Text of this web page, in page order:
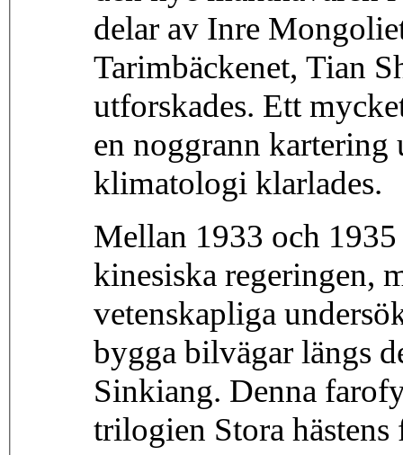
delar av Inre
Tarimbäckenet, Tian
utforskades. Ett
en noggrann kartering
klimatologi klarlades.
Mellan 1933 och
kinesiska regeringen,
vetenskapliga
bygga bilvägar längs
Sinkiang. Denna
trilogien Stora